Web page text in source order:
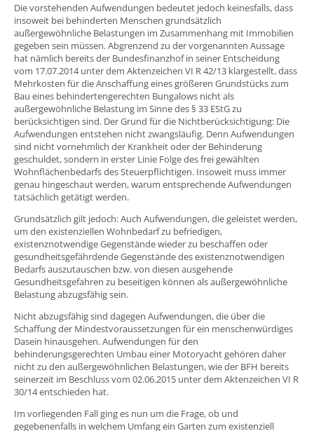
Die vorstehenden Aufwendungen bedeutet jedoch keinesfalls, dass
insoweit bei behinderten Menschen grundsätzlich
außergewöhnliche Belastungen im Zusammenhang mit Immobilien
gegeben sein müssen. Abgrenzend zu der vorgenannten Aussage
hat nämlich bereits der Bundesfinanzhof in seiner Entscheidung
vom 17.07.2014 unter dem Aktenzeichen VI R 42/13 klargestellt, dass
Mehrkosten für die Anschaffung eines größeren Grundstücks zum
Bau eines behindertengerechten Bungalows nicht als
außergewöhnliche Belastung im Sinne des § 33 EStG zu
berücksichtigen sind. Der Grund für die Nichtberücksichtigung: Die
Aufwendungen entstehen nicht zwangsläufig. Denn Aufwendungen
sind nicht vornehmlich der Krankheit oder der Behinderung
geschuldet, sondern in erster Linie Folge des frei gewählten
Wohnflächenbedarfs des Steuerpflichtigen. Insoweit muss immer
genau hingeschaut werden, warum entsprechende Aufwendungen
tatsächlich getätigt werden.
Grundsätzlich gilt jedoch: Auch Aufwendungen, die geleistet werden,
um den existenziellen Wohnbedarf zu befriedigen,
existenznotwendige Gegenstände wieder zu beschaffen oder
gesundheitsgefährdende Gegenstände des existenznotwendigen
Bedarfs auszutauschen bzw. von diesen ausgehende
Gesundheitsgefahren zu beseitigen können als außergewöhnliche
Belastung abzugsfähig sein.
Nicht abzugsfähig sind dagegen Aufwendungen, die über die
Schaffung der Mindestvoraussetzungen für ein menschenwürdiges
Dasein hinausgehen. Aufwendungen für den
behinderungsgerechten Umbau einer Motoryacht gehören daher
nicht zu den außergewöhnlichen Belastungen, wie der BFH bereits
seinerzeit im Beschluss vom 02.06.2015 unter dem Aktenzeichen VI R
30/14 entschieden hat.
Im vorliegenden Fall ging es nun um die Frage, ob und
gegebenenfalls in welchem Umfang ein Garten zum existenziell